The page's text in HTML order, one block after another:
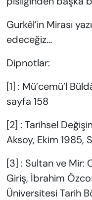
Gurkêl’in Mirası
edeceğiz…
Dipnotlar:
[1] : Mü’cemü’l
sayfa 158
[2] : Tarihsel
Aksoy, Ekim 1985,
[3] : Sultan ve Mir:
Giriş, İbrahim
Üniversitesi Tarih